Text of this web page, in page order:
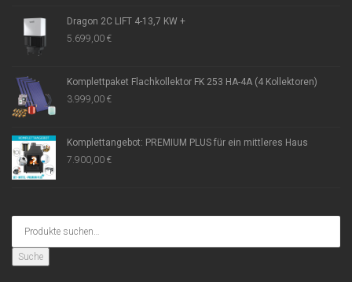
Dragon 2C LIFT 4-13,7 KW +
5.699,00 €
Komplettpaket Flachkollektor FK 253 HA-4A (4 Kollektoren)
3.999,00 €
Komplettangebot: PREMIUM PLUS für ein mittleres Haus
7.900,00 €
Suche